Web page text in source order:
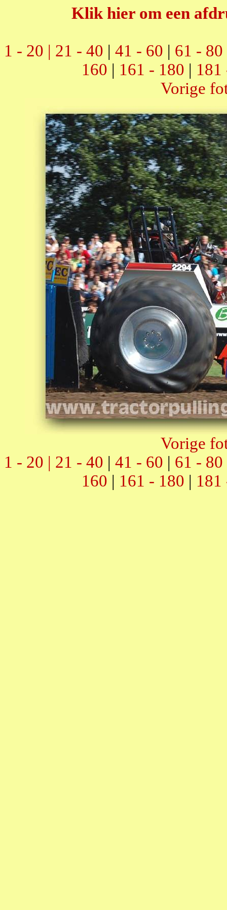
Klik hier om een
1 - 20 | 21 - 40 | 41 - 60 | 61 - 80
160 | 161 - 180 | 181
Vorige
Vorige
1 - 20 | 21 - 40 | 41 - 60 | 61 - 80
160 | 161 - 180 | 181